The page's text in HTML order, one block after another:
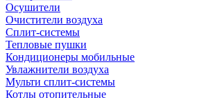
Осушители
Очистители воздуха
Сплит-системы
Тепловые пушки
Кондиционеры мобильные
Увлажнители воздуха
Мульти сплит-системы
Котлы отопительные